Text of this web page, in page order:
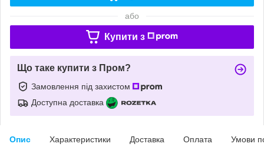
або
Купити з
Що таке купити з Пром?
Замовлення під захистом
Доступна доставка
Опис Характеристики Доставка Оплата Умови